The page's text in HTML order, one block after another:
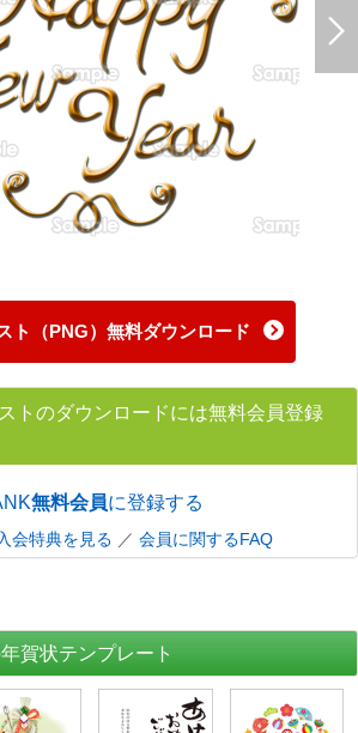
ト（PNG）無料ダウンロード
トのダウンロードには無料会員登録
無料会員に登録する
入会特典を見る ／ 会員に関するFAQ
賀状テンプレート